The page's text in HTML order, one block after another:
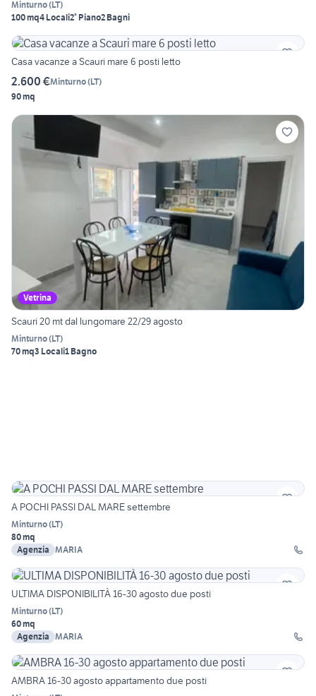
Minturno(LT)
100 mq4 Locali2° Piano2 Bagni
Casa vacanze a Scauri mare 6 posti letto
2.600 €Minturno(LT)
90 mq
Vetrina
Scauri 20 mt dal lungomare 22/29 agosto
Minturno(LT)
70 mq3 Locali1 Bagno
A POCHI PASSI DAL MARE settembre
Minturno(LT)
80 mq
Agenzia MARIA
ULTIMA DISPONIBILITÀ 16-30 agosto due posti
Minturno(LT)
60 mq
Agenzia MARIA
AMBRA 16-30 agosto appartamento due posti